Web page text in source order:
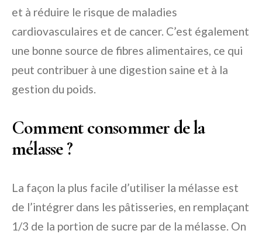
et à réduire le risque de maladies
cardiovasculaires et de cancer. C’est également
une bonne source de fibres alimentaires, ce qui
peut contribuer à une digestion saine et à la
gestion du poids.
Comment consommer de la
mélasse ?
La façon la plus facile d’utiliser la mélasse est
de l’intégrer dans les pâtisseries, en remplaçant
1/3 de la portion de sucre par de la mélasse. On